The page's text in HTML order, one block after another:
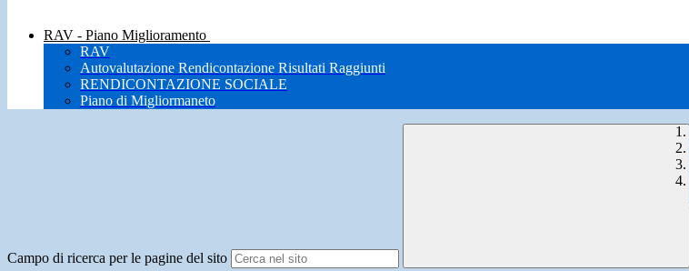
RAV - Piano Miglioramento
RAV
Autovalutazione Rendicontazione Risultati Raggiunti
RENDICONTAZIONE SOCIALE
Piano di Migliormaneto
Campo di ricerca per le pagine del sito